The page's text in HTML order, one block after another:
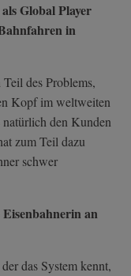
Global Player
in
des Problems,
Kopf im weltweiten
natürlich den Kunden
zum Teil dazu
schwer
Eisenbahnerin an
das System kennt,